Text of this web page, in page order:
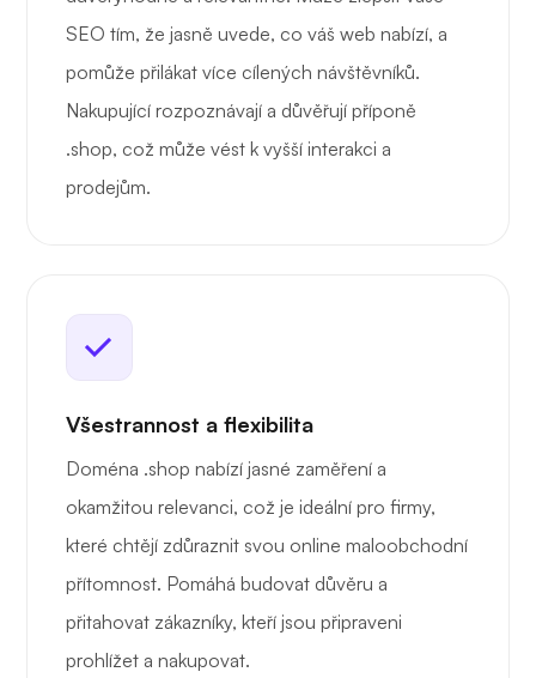
SEO tím, že jasně uvede, co váš web nabízí, a
pomůže přilákat více cílených návštěvníků.
Nakupující rozpoznávají a důvěřují příponě
.shop, což může vést k vyšší interakci a
prodejům.
Všestrannost a flexibilita
Doména .shop nabízí jasné zaměření a
okamžitou relevanci, což je ideální pro firmy,
které chtějí zdůraznit svou online maloobchodní
přítomnost. Pomáhá budovat důvěru a
přitahovat zákazníky, kteří jsou připraveni
prohlížet a nakupovat.